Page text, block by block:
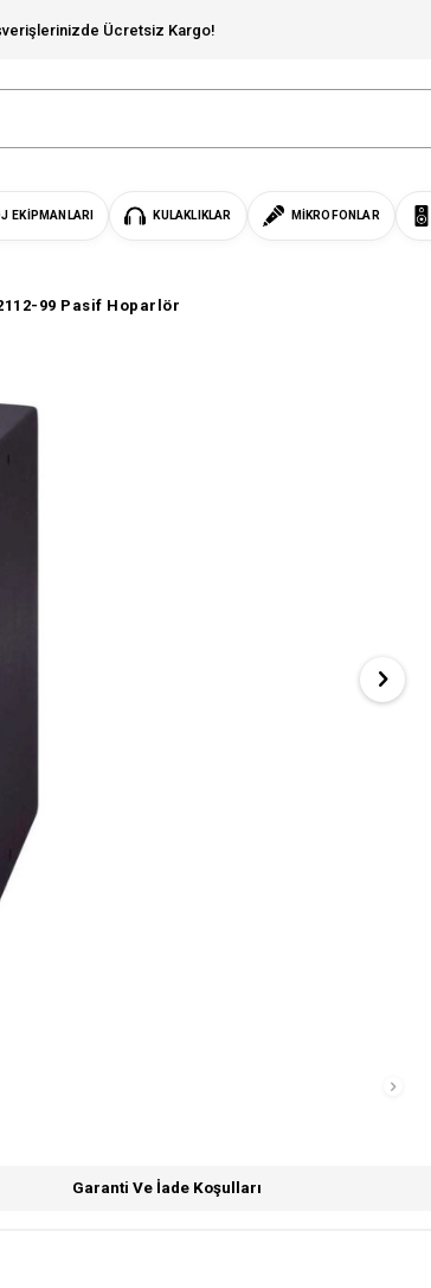
Ücretsiz Kargo!
EKIPMANLARI KULAKLIKLAR MIKROFONLAR
99 Pasif Hoparlör
Garanti Ve İade Koşulları